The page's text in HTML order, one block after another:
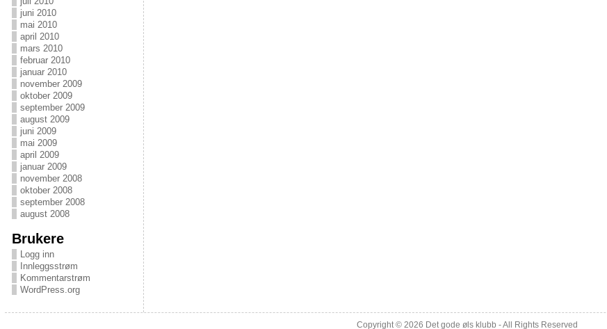
juni 2010
mai 2010
april 2010
mars 2010
februar 2010
januar 2010
november 2009
oktober 2009
september 2009
august 2009
juni 2009
mai 2009
april 2009
januar 2009
november 2008
oktober 2008
september 2008
august 2008
Brukere
Logg inn
Innleggsstrøm
Kommentarstrøm
WordPress.org
Copyright © 2026 Det gode øls klubb - All Rights Reserved